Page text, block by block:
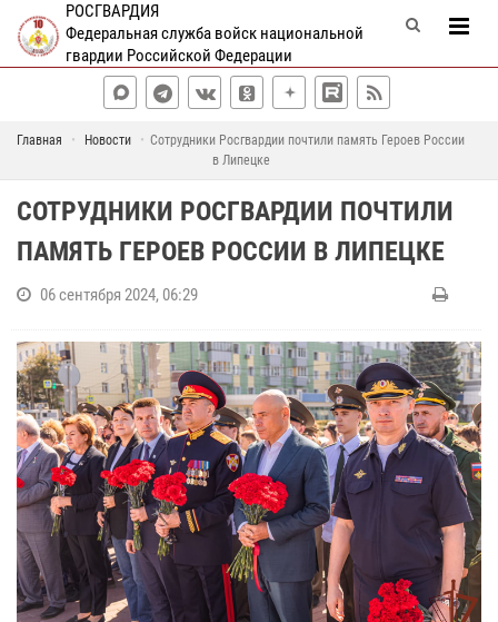
РОСГВАРДИЯ
Федеральная служба войск национальной
гвардии Российской Федерации
Главная Новости
Сотрудники Росгвардии почтили память Героев России
в Липецке
СОТРУДНИКИ РОСГВАРДИИ ПОЧТИЛИ
ПАМЯТЬ ГЕРОЕВ РОССИИ В ЛИПЕЦКЕ
06 сентября 2024, 06:29